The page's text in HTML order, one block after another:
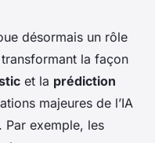
désormais un rôle
la façon
et la prédiction
majeures de l’IA
Par exemple, les